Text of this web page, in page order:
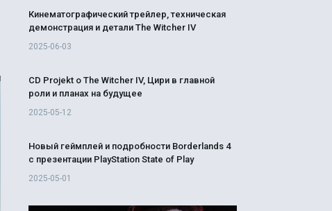
Кинематографический трейлер, техническая
демонстрация и детали The Witcher IV
2025-06-03
CD Projekt о The Witcher IV, Цири в главной
роли и планах на будущее
2025-05-12
Новый геймплей и подробности Borderlands 4
с презентации PlayStation State of Play
2025-05-01